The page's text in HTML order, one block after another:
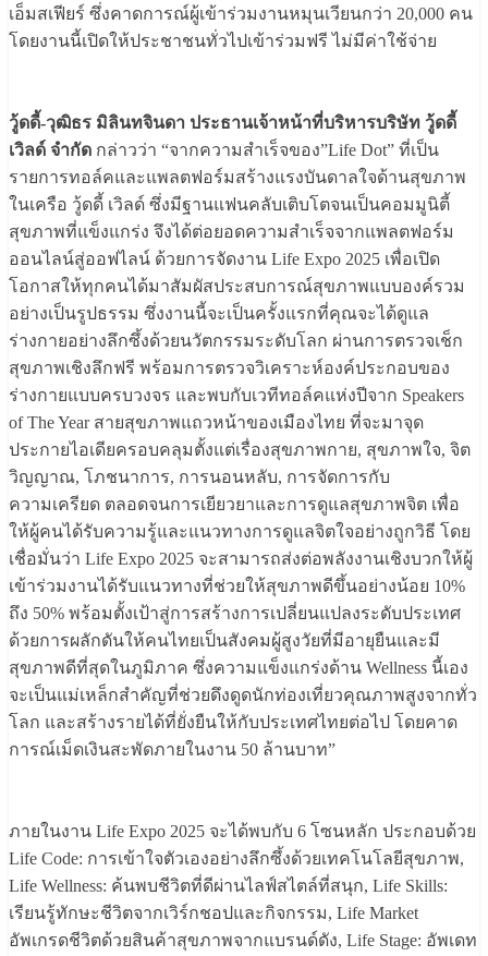
เอ็มสเฟียร์ ซึ่งคาดการณ์ผู้เข้าร่วมงานหมุนเวียนกว่า 20,000 คน
โดยงานนี้เปิดให้ประชาชนทั่วไปเข้าร่วมฟรี ไม่มีค่าใช้จ่าย
วู้ดดี้-วุฒิธร มิลินทจินดา ประธานเจ้าหน้าที่บริหารบริษัท วู้ดดี้
เวิลด์ จำกัด กล่าวว่า “จากความสำเร็จของ”Life Dot” ที่เป็น
รายการทอล์คและแพลตฟอร์มสร้างแรงบันดาลใจด้านสุขภาพ
ในเครือ วู้ดดี้ เวิลด์ ซึ่งมีฐานแฟนคลับเติบโตจนเป็นคอมมูนิตี้
สุขภาพที่แข็งแกร่ง จึงได้ต่อยอดความสำเร็จจากแพลตฟอร์ม
ออนไลน์สู่ออฟไลน์ ด้วยการจัดงาน Life Expo 2025 เพื่อเปิด
โอกาสให้ทุกคนได้มาสัมผัสประสบการณ์สุขภาพแบบองค์รวม
อย่างเป็นรูปธรรม ซึ่งงานนี้จะเป็นครั้งแรกที่คุณจะได้ดูแล
ร่างกายอย่างลึกซึ้งด้วยนวัตกรรมระดับโลก ผ่านการตรวจเช็ก
สุขภาพเชิงลึกฟรี พร้อมการตรวจวิเคราะห์องค์ประกอบของ
ร่างกายแบบครบวงจร และพบกับเวทีทอล์คแห่งปีจาก Speakers
of The Year สายสุขภาพแถวหน้าของเมืองไทย ที่จะมาจุด
ประกายไอเดียครอบคลุมตั้งแต่เรื่องสุขภาพกาย, สุขภาพใจ, จิต
วิญญาณ, โภชนาการ, การนอนหลับ, การจัดการกับ
ความเครียด ตลอดจนการเยียวยาและการดูแลสุขภาพจิต เพื่อ
ให้ผู้คนได้รับความรู้และแนวทางการดูแลจิตใจอย่างถูกวิธี โดย
เชื่อมั่นว่า Life Expo 2025 จะสามารถส่งต่อพลังงานเชิงบวกให้ผู้
เข้าร่วมงานได้รับแนวทางที่ช่วยให้สุขภาพดีขึ้นอย่างน้อย 10%
ถึง 50% พร้อมตั้งเป้าสู่การสร้างการเปลี่ยนแปลงระดับประเทศ
ด้วยการผลักดันให้คนไทยเป็นสังคมผู้สูงวัยที่มีอายุยืนและมี
สุขภาพดีที่สุดในภูมิภาค ซึ่งความแข็งแกร่งด้าน Wellness นี้เอง
จะเป็นแม่เหล็กสำคัญที่ช่วยดึงดูดนักท่องเที่ยวคุณภาพสูงจากทั่ว
โลก และสร้างรายได้ที่ยั่งยืนให้กับประเทศไทยต่อไป โดยคาด
การณ์เม็ดเงินสะพัดภายในงาน 50 ล้านบาท”
ภายในงาน Life Expo 2025 จะได้พบกับ 6 โซนหลัก ประกอบด้วย
Life Code: การเข้าใจตัวเองอย่างลึกซึ้งด้วยเทคโนโลยีสุขภาพ,
Life Wellness: ค้นพบชีวิตที่ดีผ่านไลฟ์สไตล์ที่สนุก, Life Skills:
เรียนรู้ทักษะชีวิตจากเวิร์กชอปและกิจกรรม, Life Market
อัพเกรดชีวิตด้วยสินค้าสุขภาพจากแบรนด์ดัง, Life Stage: อัพเดท